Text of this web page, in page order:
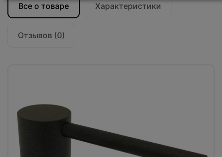
Все о товаре Характеристики
Отзывов (0)